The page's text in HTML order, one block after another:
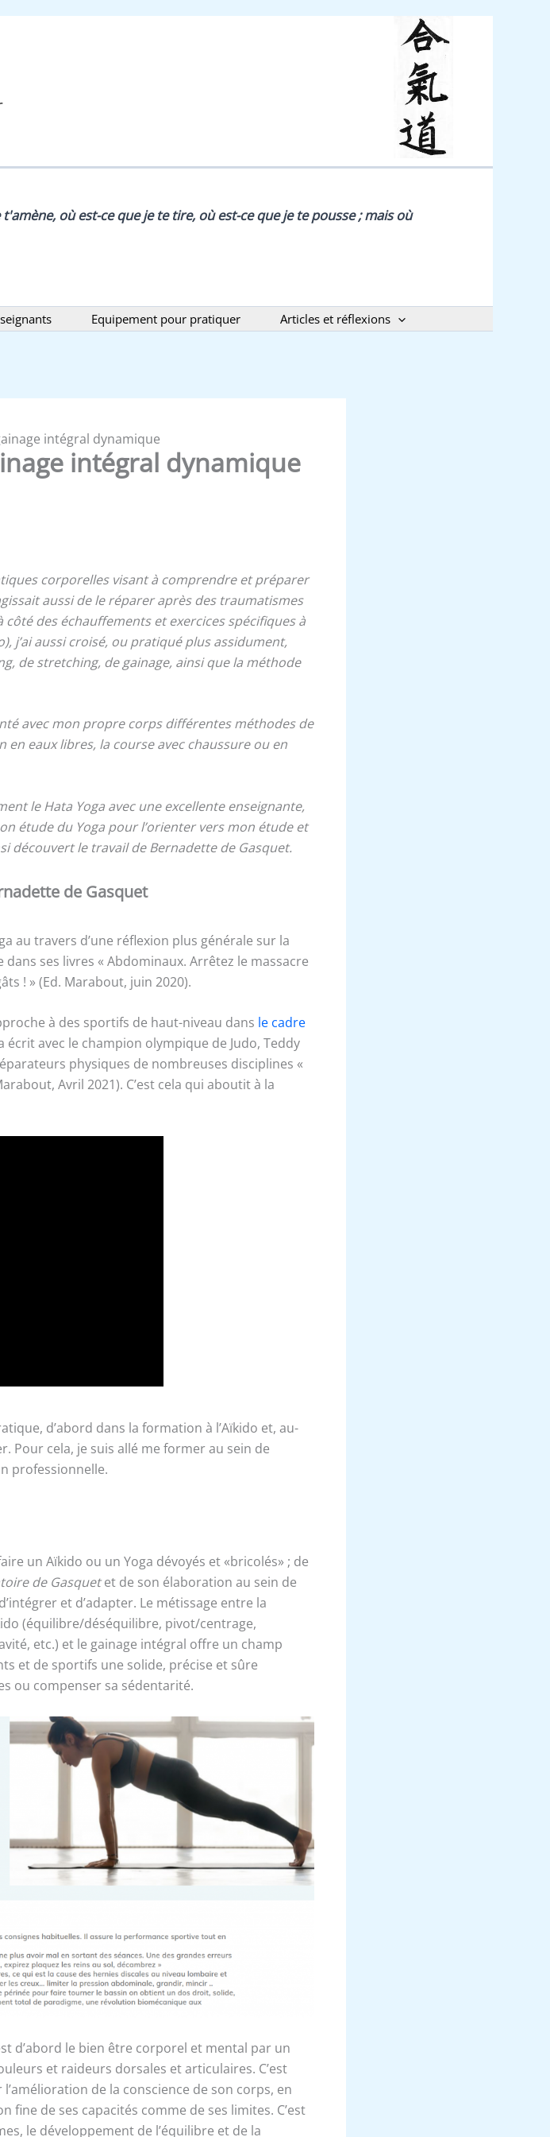
où est-ce que je te tire, où est-ce que je te pousse ; mais où
Equipement pour pratiquer Articles et réflexions
intégral dynamique
intégral dynamique
corporelles visant à comprendre et préparer
aussi de le réparer après des traumatismes
côté des échauffements et exercices spécifiques à
j’ai aussi croisé, ou pratiqué plus assidument,
de stretching, de gainage, ainsi que la méthode
avec mon propre corps différentes méthodes de
eaux libres, la course avec chaussure ou en
le Hata Yoga avec une excellente enseignante,
étude du Yoga pour l’orienter vers mon étude et
découvert le travail de Bernadette de Gasquet.
de Gasquet
au travers d’une réflexion plus générale sur la
ses livres « Abdominaux. Arrêtez le massacre
! » (Ed. Marabout, juin 2020).
à des sportifs de haut-niveau dans le cadre
écrit avec le champion olympique de Judo, Teddy
physiques de nombreuses disciplines «
Avril 2021). C’est cela qui aboutit à la
d’abord dans la formation à l’Aïkido et, au-
Pour cela, je suis allé me former au sein de
professionnelle.
un Aïkido ou un Yoga dévoyés et «bricolés» ; de
de Gasquetet de son élaboration au sein de
et d’adapter. Le métissage entre la
(équilibre/déséquilibre, pivot/centrage,
etc.) et le gainage intégral offre un champ
et de sportifs une solide, précise et sûre
ou compenser sa sédentarité.
d’abord le bien être corporel et mental par un
et raideurs dorsales et articulaires. C’est
de la conscience de son corps, en
de ses capacités comme de ses limites. C’est
le développement de l’équilibre et de la